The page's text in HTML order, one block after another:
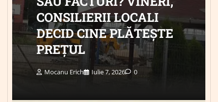
CONSILIERII LOCALI
DECID CINE PLĂTEȘTE
PREȚUL
Mocanu Erich Iulie 7, 2026 0